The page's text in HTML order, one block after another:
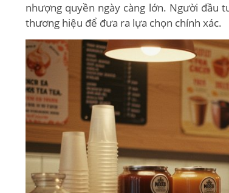
nhượng quyền ngày càng lớn. Người đầu
thương hiệu để đưa ra lựa chọn chính xác.